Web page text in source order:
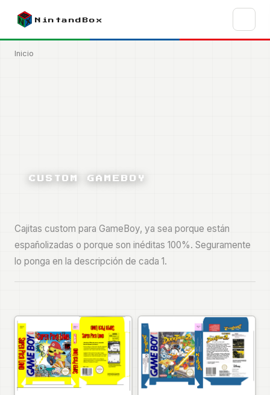
contenido
principal
NintandBox
Ruta
Inicio
CUSTOM GAMEBOY
Cajitas custom para GameBoy, ya sea porque están
españolizadas o porque son inéditas 100%. Seguramente
lo ponga en la descripción de cada 1.